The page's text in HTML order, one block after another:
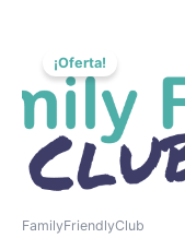
¡Oferta!
FamilyFriendlyClub
precio
original
era:
10,00 €.
actual
es:
5,00 €.